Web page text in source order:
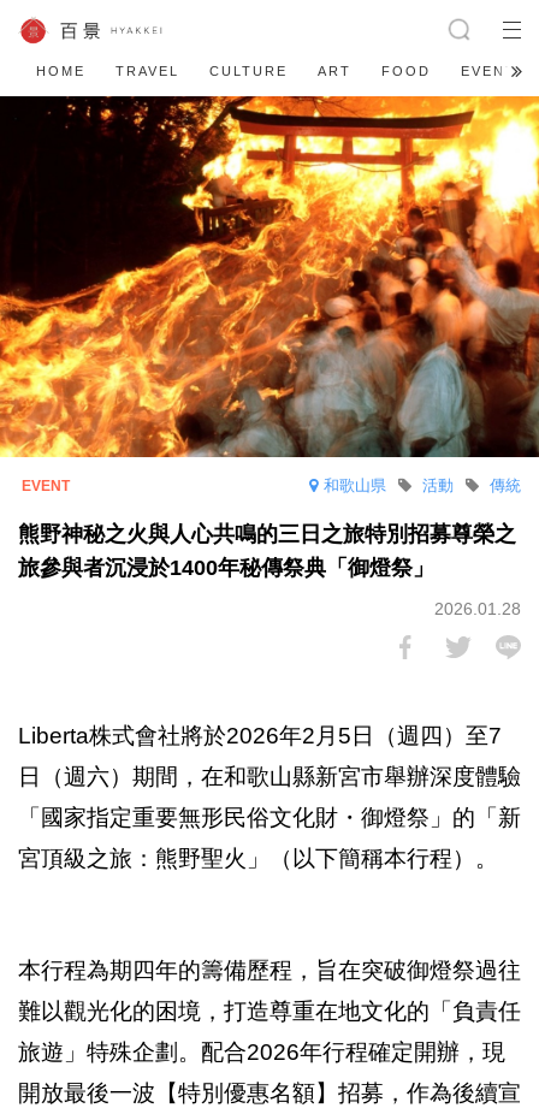
HOME TRAVEL CULTURE ART FOOD EVENT
和歌山県 傳統
活動
熊野神秘之火與人心共鳴的三日之旅特別招募尊榮之
旅參與者沉浸於1400年秘傳祭典「御燈祭」
2026.01.28
Liberta株式會社將於2026年2月5日（週四）至7
日（週六）期間，在和歌山縣新宮市舉辦深度體驗
「國家指定重要無形民俗文化財・御燈祭」的「新
宮頂級之旅：熊野聖火」（以下簡稱本行程）。
本行程為期四年的籌備歷程，旨在突破御燈祭過往
難以觀光化的困境，打造尊重在地文化的「負責任
旅遊」特殊企劃。配合2026年行程確定開辦，現
開放最後一波【特別優惠名額】招募，作為後續宣